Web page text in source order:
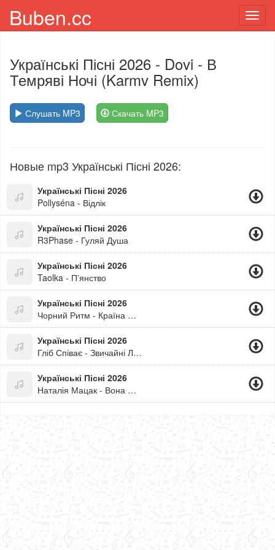
Buben.cc
Українські Пісні 2026 - Dovi - В
Темряві Ночі (Karmv Remix)
Слушать MP3 Скачать MP3
Новые mp3 Українські Пісні 2026:
Українські Пісні 2026
Pollyséna - Відлік
Українські Пісні 2026
R3Phase - Гуляй Душа
Українські Пісні 2026
Taolka - Пʼянство
Українські Пісні 2026
Чорний Ритм - Країна На Мінімалках
Українські Пісні 2026
Гліб Співає - Звичайні Люди
Українські Пісні 2026
Наталія Мацак - Вона Не Писала, І Він Не Писав